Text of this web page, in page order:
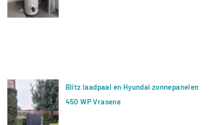
Blitz laadpaal en Hyundai zonnepanelen
450 WP Vrasene